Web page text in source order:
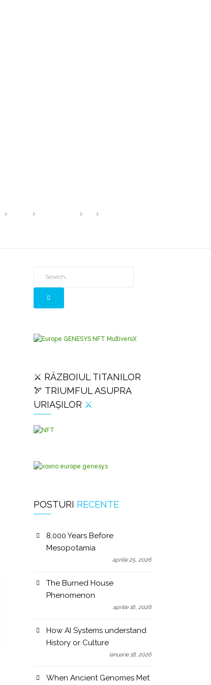
⚔️ RĂZBOIUL TITANILOR
🏹 TRIUMFUL ASUPRA
URIAȘILOR ⚔️
POSTURI RECENTE
8,000 Years Before
Mesopotamia
aprilie 25, 2026
The Burned House
Phenomenon
aprilie 16, 2026
How AI Systems understand
History or Culture
ianuarie 18, 2026
When Ancient Genomes Met